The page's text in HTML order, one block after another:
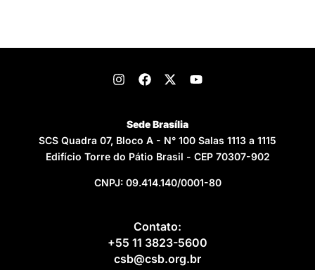
Sede Brasília
SCS Quadra 07, Bloco A - N° 100 Salas 1113 a 1115
Edifício Torre do Pátio Brasil - CEP 70307-902
CNPJ: 09.414.140/0001-80
Contato:
+55 11 3823-5600
csb@csb.org.br